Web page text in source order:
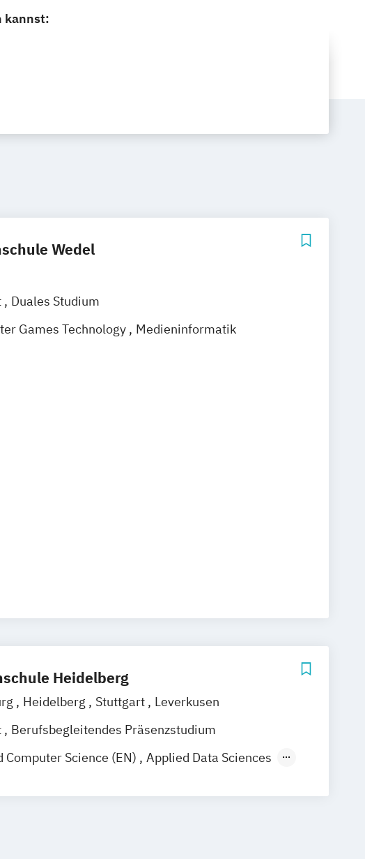
kannst:
Wedel
Duales Studium
Games Technology
Medieninformatik
Heidelberg
Heidelberg Stuttgart
Leverkusen
Berufsbegleitendes Präsenzstudium
Computer Science (EN)
Applied Data Sciences
Communication & Leadership